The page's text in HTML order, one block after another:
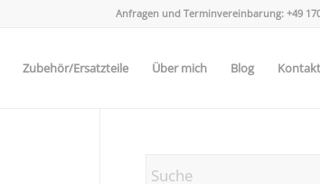
Anfragen und Terminvereinbarung: +49
Zubehör/Ersatzteile Über mich Blog Kontakt